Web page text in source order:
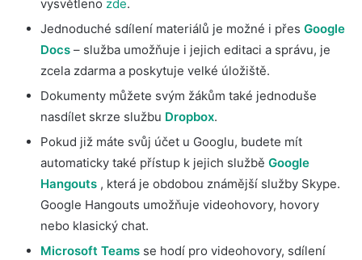
vysvětleno zde.
Jednoduché sdílení materiálů je možné i přes Google
Docs – služba umožňuje i jejich editaci a správu, je
zcela zdarma a poskytuje velké úložiště.
Dokumenty můžete svým žákům také jednoduše
nasdílet skrze službu Dropbox.
Pokud již máte svůj účet u Googlu, budete mít
automaticky také přístup k jejich službě Google
Hangouts , která je obdobou známější služby Skype.
Google Hangouts umožňuje videohovory, hovory
nebo klasický chat.
Microsoft Teams se hodí pro videohovory, sdílení